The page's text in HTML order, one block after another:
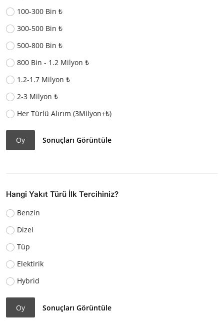
100-300 Bin ₺
300-500 Bin ₺
500-800 Bin ₺
800 Bin - 1.2 Milyon ₺
1.2-1.7 Milyon ₺
2-3 Milyon ₺
Her Türlü Alırım (3Milyon+₺)
Oy Sonuçları Görüntüle
Hangi Yakıt Türü İlk Tercihiniz?
Benzin
Dizel
Tüp
Elektirik
Hybrid
Oy Sonuçları Görüntüle